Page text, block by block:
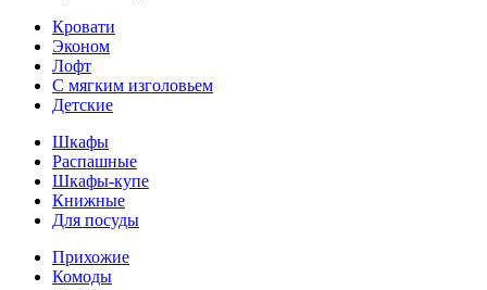
Кровати
Эконом
Лофт
С мягким изголовьем
Детские
Шкафы
Распашные
Шкафы-купе
Книжные
Для посуды
Прихожие
Комоды